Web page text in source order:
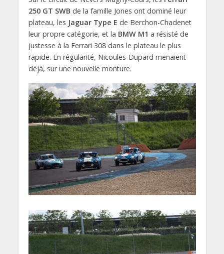
250 GT SWB de la famille Jones ont dominé leur
plateau, les Jaguar Type E de Berchon-Chadenet
leur propre catégorie, et la BMW M1 a résisté de
justesse à la Ferrari 308 dans le plateau le plus
rapide. En régularité, Nicoules-Dupard menaient
déjà, sur une nouvelle monture.